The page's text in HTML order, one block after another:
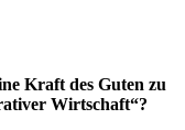
Kraft des Guten zu
Wirtschaft“?